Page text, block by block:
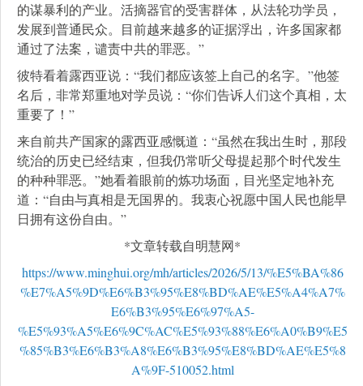
的谋暴利的产业。活摘器官的受害群体，从法轮功学员，
发展到普通民众。目前越来越多的证据浮出，许多国家都
通过了法案，谴责中共的罪恶。”
彼特看着露西亚说：“我们都应该签上自己的名字。”他签
名后，非常郑重地对学员说：“你们告诉人们这个真相，太
重要了！”
来自前共产国家的露西亚感慨道：“虽然在我出生时，那段
统治的历史已经结束，但我仍常听父母提起那个时代发生
的种种罪恶。”她看着眼前的炼功场面，目光坚定地补充
道：“自由与真相是无国界的。我衷心祝愿中国人民也能早
日拥有这份自由。”
*文章转载自明慧网*
https://www.minghui.org/mh/articles/2026/5/13/%E5%BA%86
%E7%A5%9D%E6%B3%95%E8%BD%AE%E5%A4%A7%
E6%B3%95%E6%97%A5-
%E5%93%A5%E6%9C%AC%E5%93%88%E6%A0%B9%E5
%85%B3%E6%B3%A8%E6%B3%95%E8%BD%AE%E5%8
A%9F-510052.html